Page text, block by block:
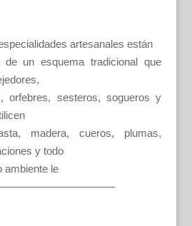
artesanales están
de un esquema tradicional que
orfebres, sesteros, sogueros y
madera, cueros, plumas,
y todo
ambiente le